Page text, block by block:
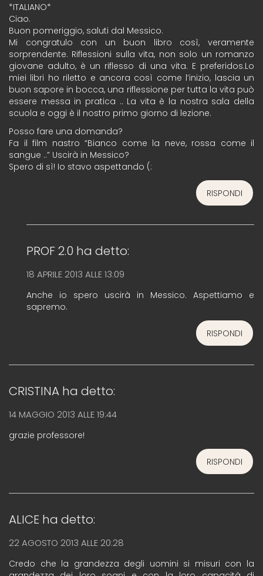
*ITALIANO*
Ciao.
Buon pomeriggio, saluti dal Messico.
Mi congratulo con un buon libro così, veramente
sorprendente. Riflessioni sulla vita, non solo un romanzo
giovane adulto, è un riflesso di una vita. E preferidos.Lo
miei libri ho riletto e ancora così come l’inizio, lascia un
buon sapore in bocca, una riflessione per tutta la vita può
essere messa in pratica .. La vita è la nostra sala della
scuola e oggi è il nostro primo giorno di lezione.
Posso fare una domanda?
Fa il film nastro “Bianco come la neve, rossa come il
sangue ..” Uscirà in Messico?
Spero di sì! Io stavo aspettando (:
RISPONDI
PROF 2.0 ha detto:
18 APRILE 2013 ALLE 13:09
Anche io spero uscirà in Messico. Aspettiamo e
sapremo.
RISPONDI
CRISTINA ha detto:
14 MAGGIO 2013 ALLE 19:44
grazie professore!
RISPONDI
ALICE ha detto:
22 AGOSTO 2013 ALLE 20:28
Credo che la grandezza degli uomini si misuri con la